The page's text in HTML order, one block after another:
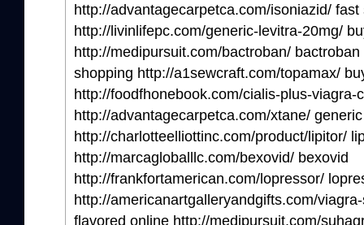
http://advantagecarpetca.com/isoniazid/
http://livinlifepc.com/generic-levitra-20mg/
http://medipursuit.com/bactroban/
shopping http://a1sewcraft.com/topamax/
http://foodfhonebook.com/cialis-plus-viagra-
http://advantagecarpetca.com/xtane/
http://charlotteelliottinc.com/product/lipitor/
http://marcagloballlc.com/bexovid/ bexovid
http://frankfortamerican.com/lopressor/
http://americanartgalleryandgifts.com/
flavored online http://medipursuit.com/